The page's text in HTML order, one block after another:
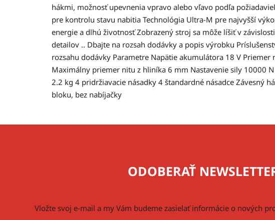
hákmi, možnosť upevnenia vpravo alebo vľavo podľa
pre kontrolu stavu nabitia Technológia Ultra-M pre najvyšší
energie a dlhú životnosť Zobrazený stroj sa môže líšiť v
detailov .. Dbajte na rozsah dodávky a popis výrobku
rozsahu dodávky Parametre Napätie akumulátora 18 V
Maximálny priemer nitu z hliníka 6 mm Nastavenie sily 10000
2.2 kg 4 pridržiavacie násadky 4 štandardné násadce Závesný
bloku, bez nabíjačky
ODOBERAŤ
Vložte svoj e-mail a my Vám budeme zasielať informácie o nových